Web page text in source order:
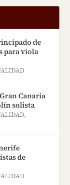
de
para viola
Canaria
solista
,
de